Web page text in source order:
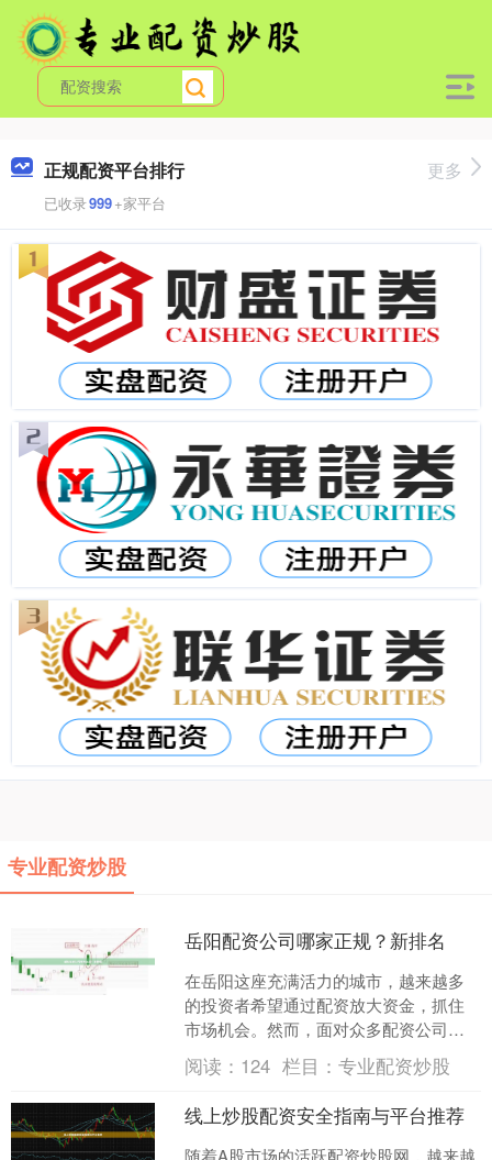
正规配资平台排行
已收录999+家平台
更多
专业配资炒股
岳阳配资公司哪家正规？新排名
在岳阳这座充满活力的城市，越来越多
的投资者希望通过配资放大资金，抓住
市场机会。然而，面对众多配资公司，
如何选择一家正规、可靠的平台成为关
键问题。本文将为您梳理岳....
阅读： 124 栏目：专业配资炒股
线上炒股配资安全指南与平台推荐
随着A股市场的活跃配资炒股网，越来越